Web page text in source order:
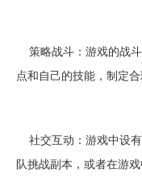
策略战斗：游戏的战
点和自己的技能，制定合
社交互动：游戏中设
队挑战副本，或者在游